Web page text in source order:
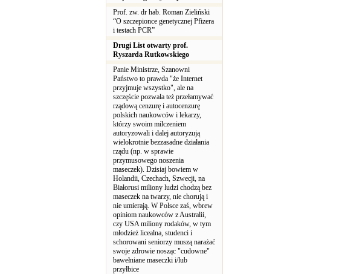
Prof. zw. dr hab. Roman Zieliński
“O szczepionce genetycznej Pfizera
i testach PCR”
Drugi List otwarty prof.
Ryszarda Rutkowskiego
Panie Ministrze, Szanowni
Państwo to prawda "że Internet
przyjmuje wszystko", ale na
szczęście pozwala też przełamywać
rządową cenzurę i autocenzurę
polskich naukowców i lekarzy,
którzy swoim milczeniem
autoryzowali i dalej autoryzują
wielokrotnie bezzasadne działania
rządu (np. w sprawie
przymusowego noszenia
maseczek). Dzisiaj bowiem w
Holandii, Czechach, Szwecji, na
Białorusi miliony ludzi chodzą bez
maseczek na twarzy, nie chorują i
nie umierają. W Polsce zaś, wbrew
opiniom naukowców z Australii,
czy USA miliony rodaków, w tym
młodzież licealna, studenci i
schorowani seniorzy muszą narażać
swoje zdrowie nosząc "cudowne"
bawełniane maseczki i/lub
przyłbice